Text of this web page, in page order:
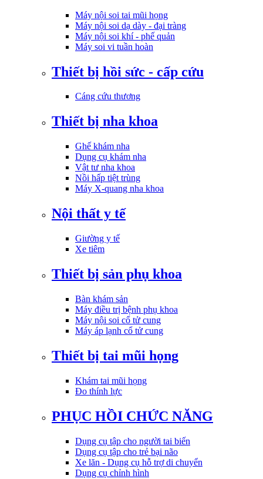
Máy nội soi tai mũi họng
Máy nội soi dạ dày - đại tràng
Máy nội soi khí - phế quản
Máy soi vi tuần hoàn
Thiết bị hồi sức - cấp cứu
Cáng cứu thương
Thiết bị nha khoa
Ghế khám nha
Dụng cụ khám nha
Vật tư nha khoa
Nồi hấp tiệt trùng
Máy X-quang nha khoa
Nội thất y tế
Giường y tế
Xe tiêm
Thiết bị sản phụ khoa
Bàn khám sản
Máy điều trị bệnh phụ khoa
Máy nội soi cổ tử cung
Máy áp lạnh cổ tử cung
Thiết bị tai mũi họng
Khám tai mũi họng
Đo thính lực
PHỤC HỒI CHỨC NĂNG
Dụng cụ tập cho người tai biến
Dụng cụ tập cho trẻ bại não
Xe lăn - Dụng cụ hỗ trợ di chuyển
Dụng cụ chỉnh hình